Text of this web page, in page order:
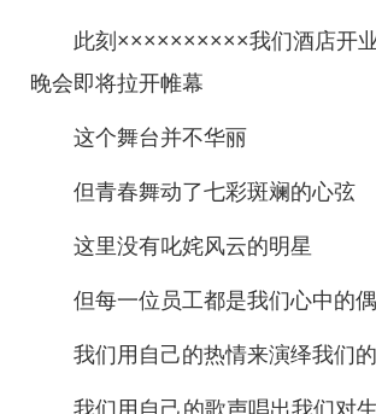
此刻××××××××××我们酒店开
晚会即将拉开帷幕
这个舞台并不华丽
但青春舞动了七彩斑斓的心弦
这里没有叱姹风云的明星
但每一位员工都是我们心中的
我们用自己的热情来演绎我们
我们用自己的歌声唱出我们对